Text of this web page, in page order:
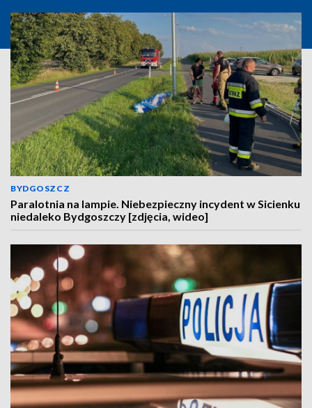
BYDGOSZCZ
Paralotnia na lampie. Niebezpieczny incydent w Sicienku
niedaleko Bydgoszczy [zdjęcia, wideo]